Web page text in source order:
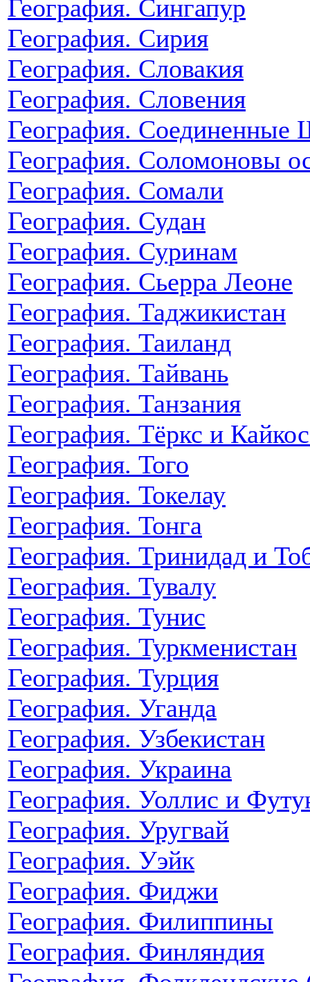
География. Сингапур
География. Сирия
География. Словакия
География. Словения
География.
География. Соломоновы
География. Сомали
География. Судан
География. Суринам
География. Сьерра Леоне
География. Таджикистан
География. Таиланд
География. Тайвань
География. Танзания
География. Тёркс и
География. Того
География. Токелау
География. Тонга
География. Тринидад и
География. Тувалу
География. Тунис
География. Туркменистан
География. Турция
География. Уганда
География. Узбекистан
География. Украина
География. Уоллис и
География. Уругвай
География. Уэйк
География. Фиджи
География. Филиппины
География. Финляндия